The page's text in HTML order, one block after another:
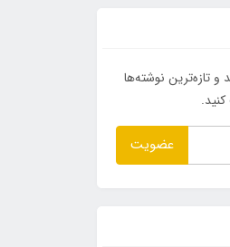
تازه‌ترین نوشته‌ها
عضویت